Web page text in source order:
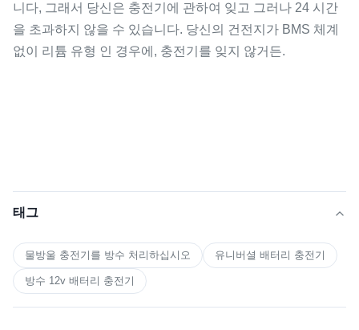
니다, 그래서 당신은 충전기에 관하여 잊고 그러나 24 시간
을 초과하지 않을 수 있습니다. 당신의 건전지가 BMS 체계
없이 리튬 유형 인 경우에, 충전기를 잊지 않거든.
태그
물방울 충전기를 방수 처리하십시오 유니버셜 배터리 충전기
방수 12v 배터리 충전기